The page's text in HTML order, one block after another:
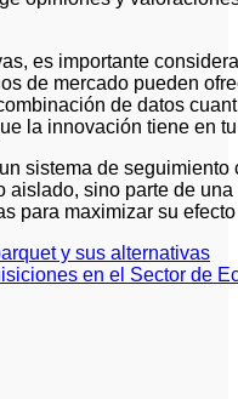
es importante
de mercado pueden
de datos
la innovación tiene en
sistema de
sino parte de
para maximizar su
y sus alternativas
en el Sector de